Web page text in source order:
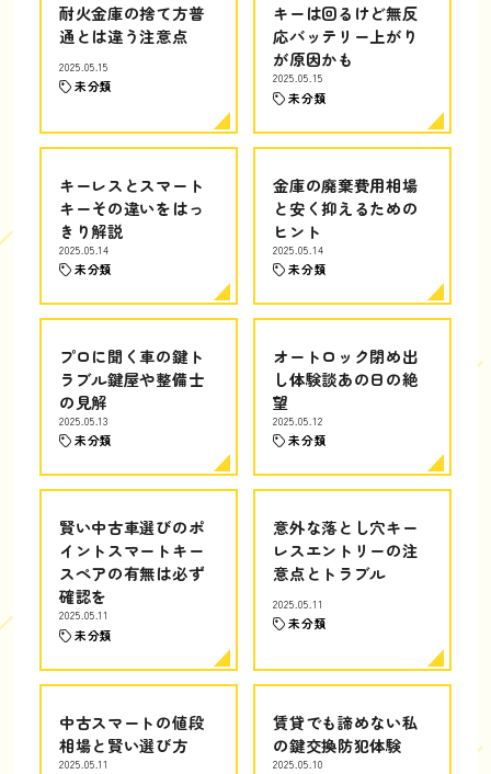
耐火金庫の捨て方普
通とは違う注意点
2025.05.15
未分類
キーは回るけど無反
応バッテリー上がり
が原因かも
2025.05.15
未分類
キーレスとスマート
キーその違いをはっ
きり解説
2025.05.14
未分類
金庫の廃棄費用相場
と安く抑えるための
ヒント
2025.05.14
未分類
プロに聞く車の鍵ト
ラブル鍵屋や整備士
の見解
2025.05.13
未分類
オートロック閉め出
し体験談あの日の絶
望
2025.05.12
未分類
賢い中古車選びのポ
イントスマートキー
スペアの有無は必ず
確認を
2025.05.11
未分類
意外な落とし穴キー
レスエントリーの注
意点とトラブル
2025.05.11
未分類
中古スマートの値段
相場と賢い選び方
2025.05.11
賃貸でも諦めない私
の鍵交換防犯体験
2025.05.10